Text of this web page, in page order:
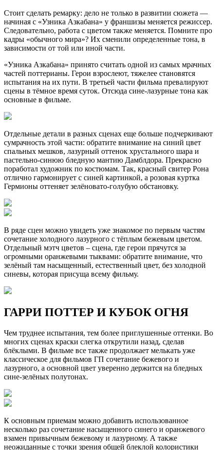
Стоит сделать ремарку: дело не только в развитии сюжета —
начиная с «Узника Азкабана» у франшизы меняется режиссер.
Следовательно, работа с цветом также меняется. Помните про
кадры «обычного мира»? Их сменили определенные тона, в
зависимости от той или иной части.
«Узника Азкабана» принято считать одной из самых мрачных
частей поттерианы. Герои взрослеют, тяжелее становятся
испытания на их пути. В третьей части фильма превалируют
сцены в тёмное время суток. Отсюда сине-лазурные тона как
основные в фильме.
Отдельные детали в разных сценах еще больше подчеркивают
сумрачность этой части: обратите внимание на синий цвет
спальных мешков, лазурный оттенок хрустального шара и
пастельно-синюю бледную мантию Дамблдора. Прекрасно
поработал художник по костюмам. Так, красный свитер Рона
отлично гармонирует с синей картинкой, а розовая куртка
Гермионы оттеняет зелёновато-голубую обстановку.
В ряде сцен можно увидеть уже знакомое по первым частям
сочетание холодного лазурного с тёплым бежевым цветом.
Отдельный мэтч цветов – сцена, где герои прячутся за
огромными оранжевыми тыквами: обратите внимание, что
зелёный там насыщенный, естественный цвет, без холодной
синевы, которая присуща всему фильму.
ГАРРИ ПОТТЕР И КУБОК ОГНЯ
Чем труднее испытания, тем более приглушенные оттенки. Во
многих сценах краски слегка открутили назад, сделав
блёклыми. В фильме все также продолжает мелькать уже
классическое для фильмов ГП сочетание бежевого и
лазурного, а основной цвет уверенно держится на бледных
сине-зелёных полутонах.
К основным приемам можно добавить использованное
несколько раз сочетание насыщенного синего и оранжевого
взамен привычным бежевому и лазурному. А также
неожиданные с точки зрения общей блеклой колористики